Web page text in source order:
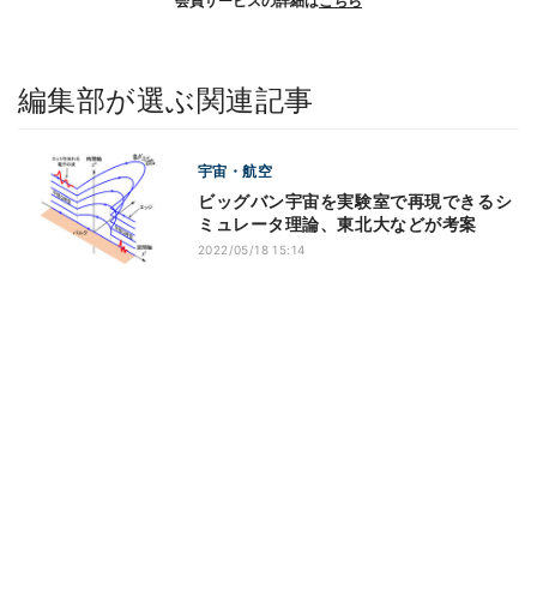
編集部が選ぶ関連記事
宇宙・航空
ビッグバン宇宙を実験室で再現できるシ
ミュレータ理論、東北大などが考案
2022/05/18 15:14